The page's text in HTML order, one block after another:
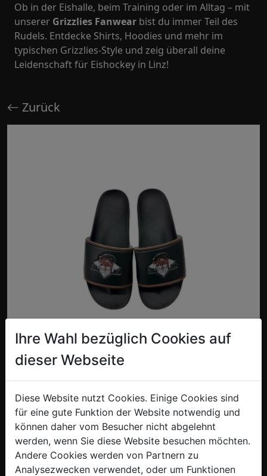
Ob in der Eishalle, beim Training oder im Alltag – mit
unserer Grizzlies Fanwear bist du immer Teil des
Rudels. Entdecke Shirts, Hoodies und mehr im
typischen Grizzlies-Style und zeig überall deine
Leidenschaft für Eishockey in Linz!
Zurück
Badeschlapfen - 40
Mit den Grizzlies Badeschlapfen zeigst du auch abseits
des Eises, für welches Team dein Herz schlägt! Bequem,
robust und mit dem markanten Grizzlies-Logo sind sie
perfekt für Kabine, Pool oder Freizeit.
Ihre Wahl bezüglich Cookies auf
dieser Webseite
Diese Website nutzt Cookies. Einige Cookies sind
für eine gute Funktion der Website notwendig und
können daher vom Besucher nicht abgelehnt
werden, wenn Sie diese Website besuchen möchten.
Andere Cookies werden von Partnern zu
Analysezwecken verwendet, oder um Funktionen